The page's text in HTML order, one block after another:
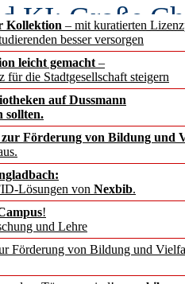
Kollektion – mit kuratierten
besser versorgen
leicht gemacht –
die Stadtgesellschaft steigern
auf Dussmann
sollten.
Förderung von Bildung und
Lösungen von Nexbib.
!
und Lehre
Förderung von Bildung und
KI: Große
erstes
–